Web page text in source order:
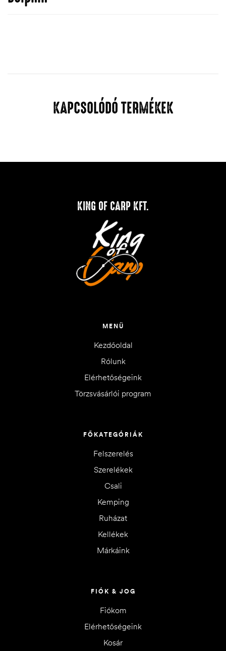
KAPCSOLÓDÓ TERMÉKEK
KING OF CARP KFT.
MENÜ
Kezdőoldal
Rólunk
Elérhetőségeink
Törzsvásárlói program
FŐKATEGÓRIÁK
Felszerelés
Szerelékek
Csali
Kemping
Ruházat
Kellékek
Márkáink
FIÓK & JOG
Fiókom
Elérhetőségeink
Kosár